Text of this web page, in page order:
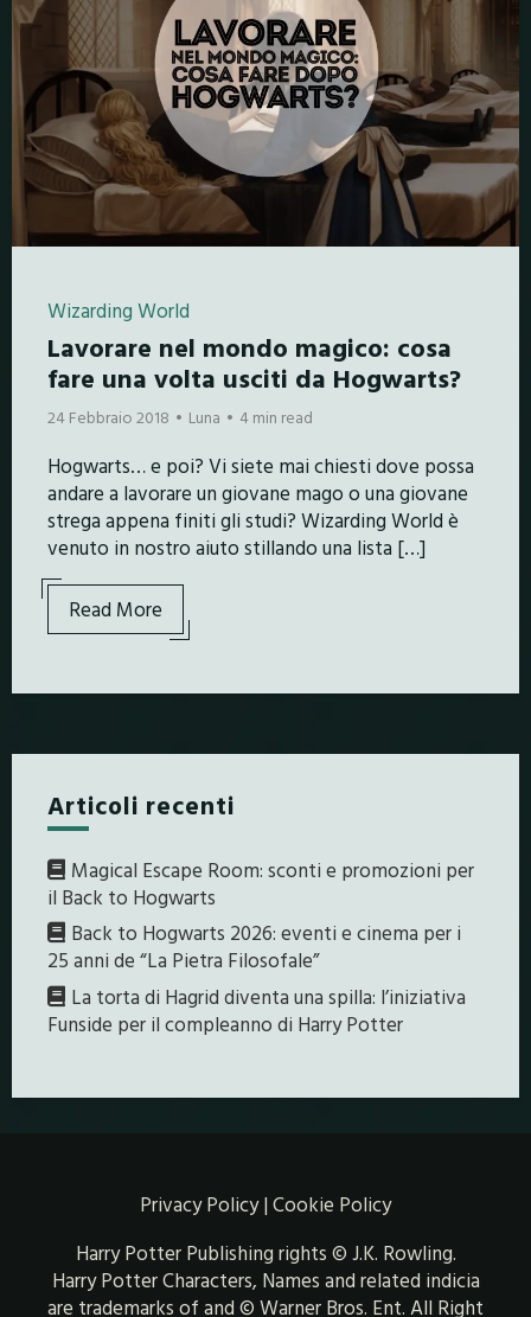
Wizarding World
Lavorare nel mondo magico: cosa
fare una volta usciti da Hogwarts?
24 Febbraio 2018 Luna 4 min read
Hogwarts… e poi? Vi siete mai chiesti dove possa
andare a lavorare un giovane mago o una giovane
strega appena finiti gli studi? Wizarding World è
venuto in nostro aiuto stillando una lista […]
Read More
Articoli recenti
Magical Escape Room: sconti e promozioni per
il Back to Hogwarts
Back to Hogwarts 2026: eventi e cinema per i
25 anni de “La Pietra Filosofale”
La torta di Hagrid diventa una spilla: l’iniziativa
Funside per il compleanno di Harry Potter
Privacy Policy| Cookie Policy
Harry Potter Publishing rights © J.K. Rowling.
Harry Potter Characters, Names and related indicia
are trademarks of and © Warner Bros. Ent. All Right